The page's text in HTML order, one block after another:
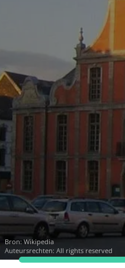
Bron: Wikipedia
Auteursrechten: All rights reserved